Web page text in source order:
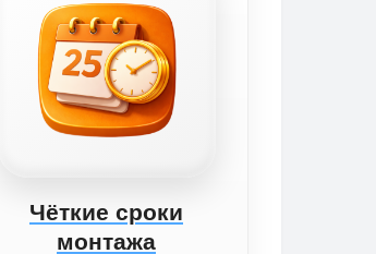
Чёткие сроки
монтажа